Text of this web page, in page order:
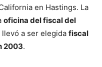
en Hastings. La
oficina del fiscal del
llevó a ser elegida fiscal
2003.